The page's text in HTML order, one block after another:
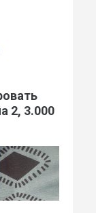
2, 3.000